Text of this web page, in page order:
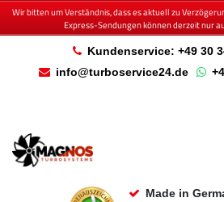
Wir bitten um Verständnis, dass es aktuell zu
Express-Sendungen können derzeit nur
Kundenservice: +49 30
info@turboservice24.de
Made in